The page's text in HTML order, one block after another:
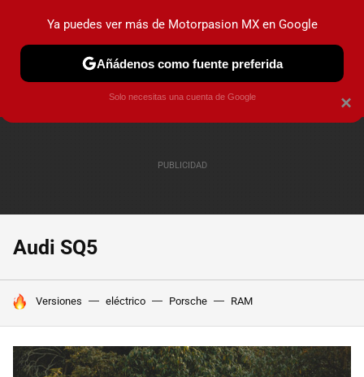
PRUEBAS INDUSTRIA HOY NO CIRCULA
Audi SQ5
HOY SE HABLA DE
Versiones eléctrico Porsche RAM
×
Ya puedes ver más de Motorpasion MX en Google
Añádenos como fuente preferida
Solo necesitas una cuenta de Google